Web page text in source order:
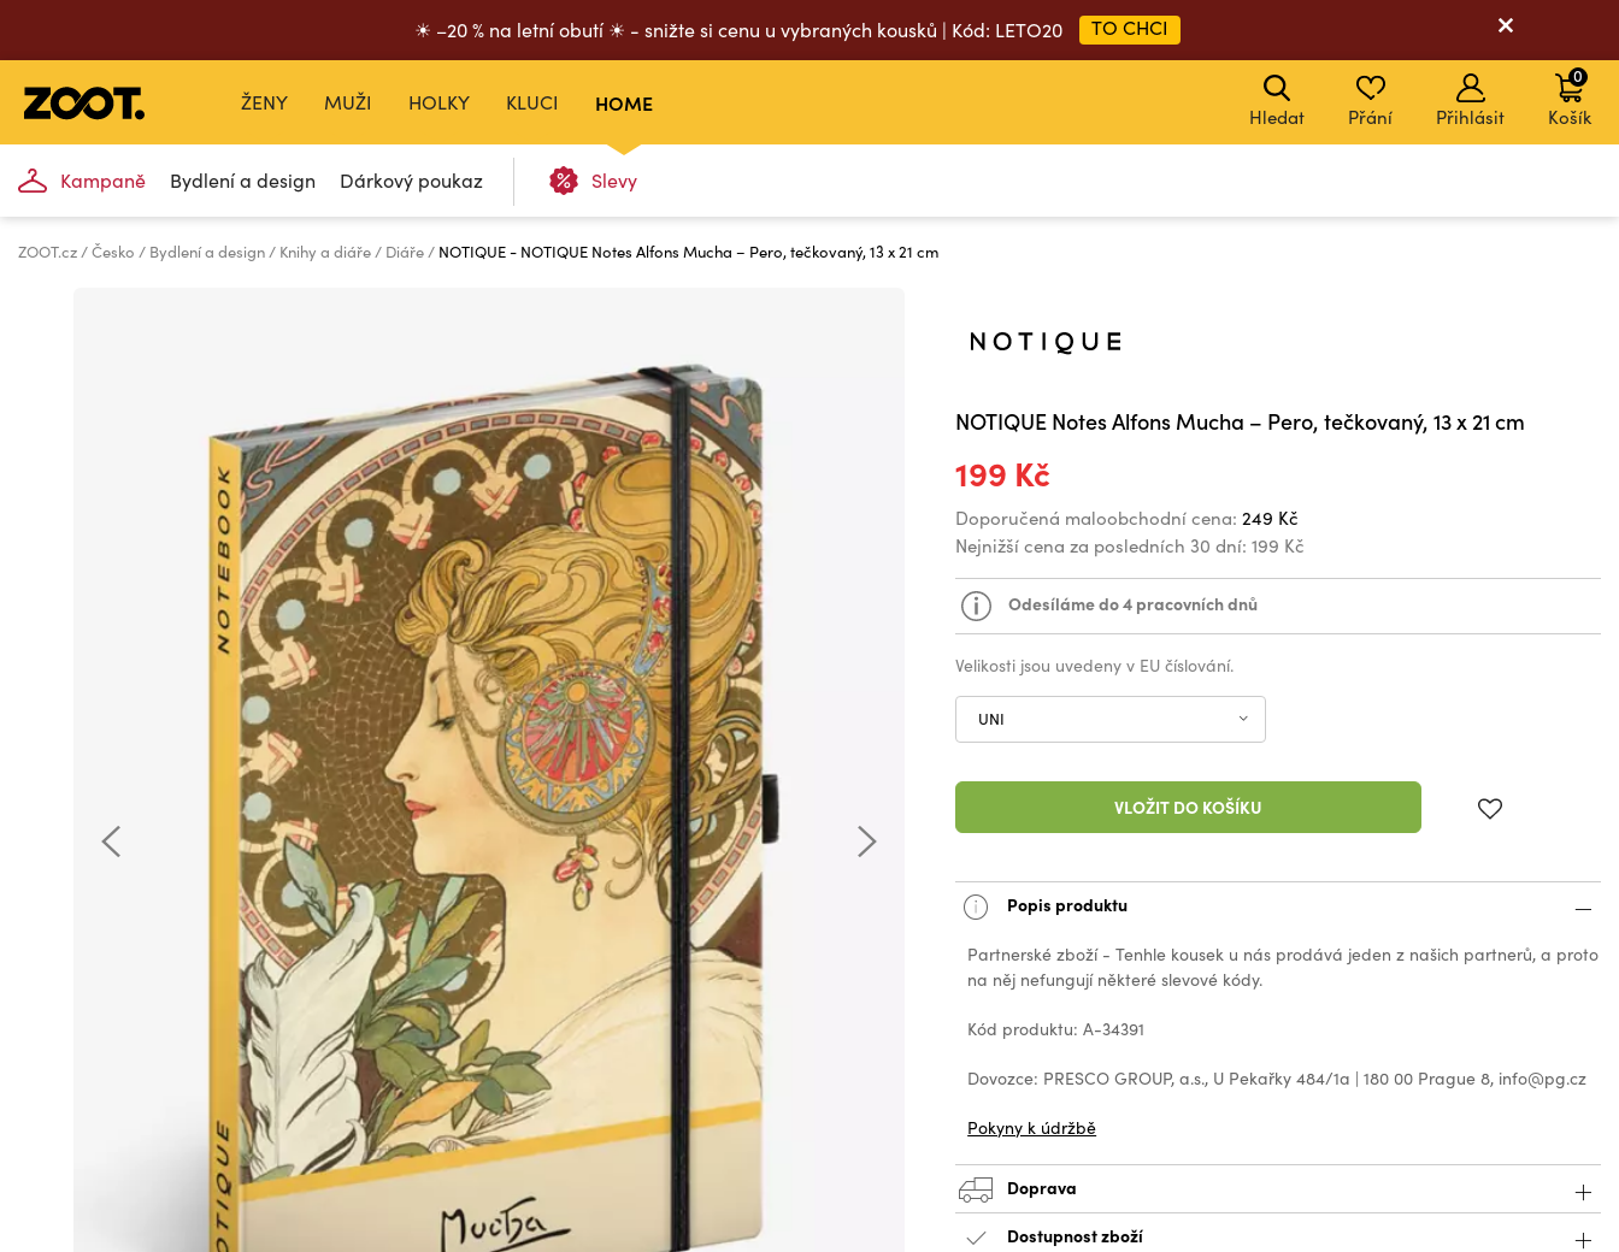
☀ –20 % na letní obutí ☀ - snižte si cenu u vybraných kousků | Kód: LETO20 TO CHCI
ŽENY MUŽI HOLKY KLUCI HOME
Kampaně Bydlení a design Dárkový poukaz Slevy
Hledat Přání Přihlásit Košík
0
ZOOT.cz Česko Bydlení a design Knihy a diáře Diáře NOTIQUE - NOTIQUE Notes Alfons Mucha – Pero, tečkovaný, 13 x 21 cm
NOTIQUE Notes Alfons Mucha – Pero, tečkovaný, 13 x 21 cm
199 Kč
Doporučená maloobchodní cena: 249 Kč
Nejnižší cena za posledních 30 dní: 199 Kč
Odesíláme do 4 pracovních dnů
Velikosti jsou uvedeny v EU číslování.
UNI
VLOŽIT DO KOŠÍKU
Popis produktu
Partnerské zboží - Tenhle kousek u nás prodává jeden z našich partnerů, a proto
na něj nefungují některé slevové kódy.
Kód produktu: A-34391
Dovozce: PRESCO GROUP, a.s., U Pekařky 484/1a | 180 00 Prague 8, info@pg.cz
Pokyny k údržbě
Doprava
Dostupnost zboží